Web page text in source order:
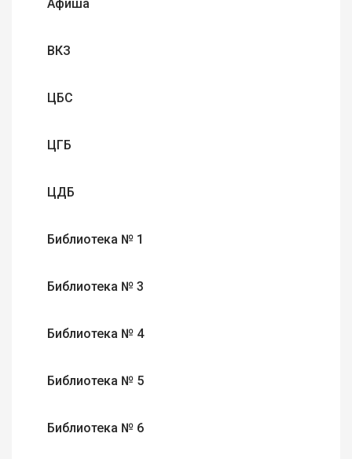
Афиша
ВКЗ
ЦБС
ЦГБ
ЦДБ
Библиотека № 1
Библиотека № 3
Библиотека № 4
Библиотека № 5
Библиотека № 6